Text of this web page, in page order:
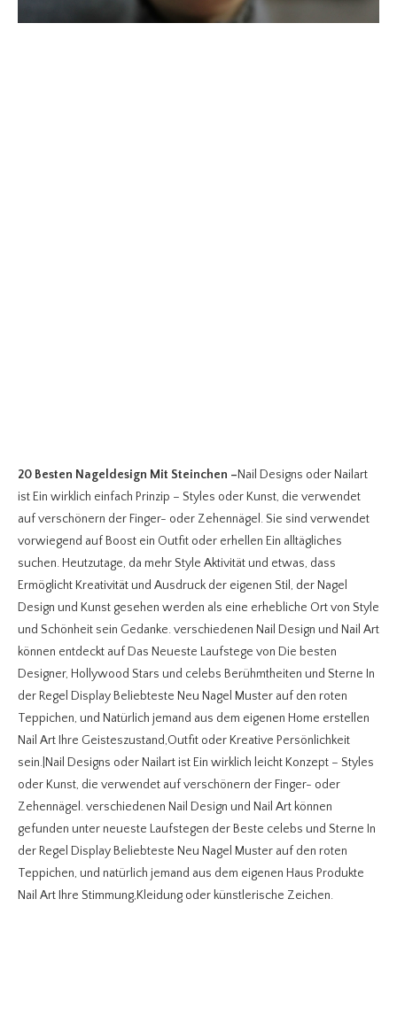
20 Besten Nageldesign Mit Steinchen –Nail Designs oder Nailart
ist Ein wirklich einfach Prinzip – Styles oder Kunst, die verwendet
auf verschönern der Finger- oder Zehennägel. Sie sind verwendet
vorwiegend auf Boost ein Outfit oder erhellen Ein alltägliches
suchen. Heutzutage, da mehr Style Aktivität und etwas, dass
Ermöglicht Kreativität und Ausdruck der eigenen Stil, der Nagel
Design und Kunst gesehen werden als eine erhebliche Ort von Style
und Schönheit sein Gedanke. verschiedenen Nail Design und Nail Art
können entdeckt auf Das Neueste Laufstege von Die besten
Designer, Hollywood Stars und celebs Berühmtheiten und Sterne In
der Regel Display Beliebteste Neu Nagel Muster auf den roten
Teppichen, und Natürlich jemand aus dem eigenen Home erstellen
Nail Art Ihre Geisteszustand,Outfit oder Kreative Persönlichkeit
sein.|Nail Designs oder Nailart ist Ein wirklich leicht Konzept – Styles
oder Kunst, die verwendet auf verschönern der Finger- oder
Zehennägel. verschiedenen Nail Design und Nail Art können
gefunden unter neueste Laufstegen der Beste celebs und Sterne In
der Regel Display Beliebteste Neu Nagel Muster auf den roten
Teppichen, und natürlich jemand aus dem eigenen Haus Produkte
Nail Art Ihre Stimmung,Kleidung oder künstlerische Zeichen.